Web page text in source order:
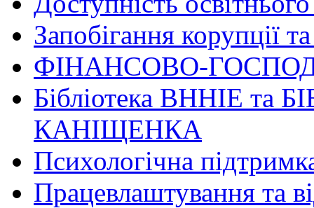
Запобігання корупції
ФІНАНСОВО-
Бібліотека ВННІЕ та
КАНІЩЕНКА
Психологічна
Працевлаштування та